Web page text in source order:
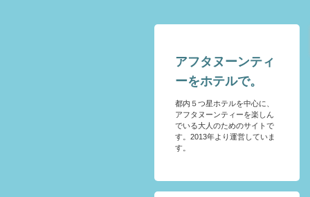
アフタヌーンティ
ーをホテルで。
都内５つ星ホテルを中心に、
アフタヌーンティーを楽しん
でいる大人のためのサイトで
す。2013年より運営していま
す。